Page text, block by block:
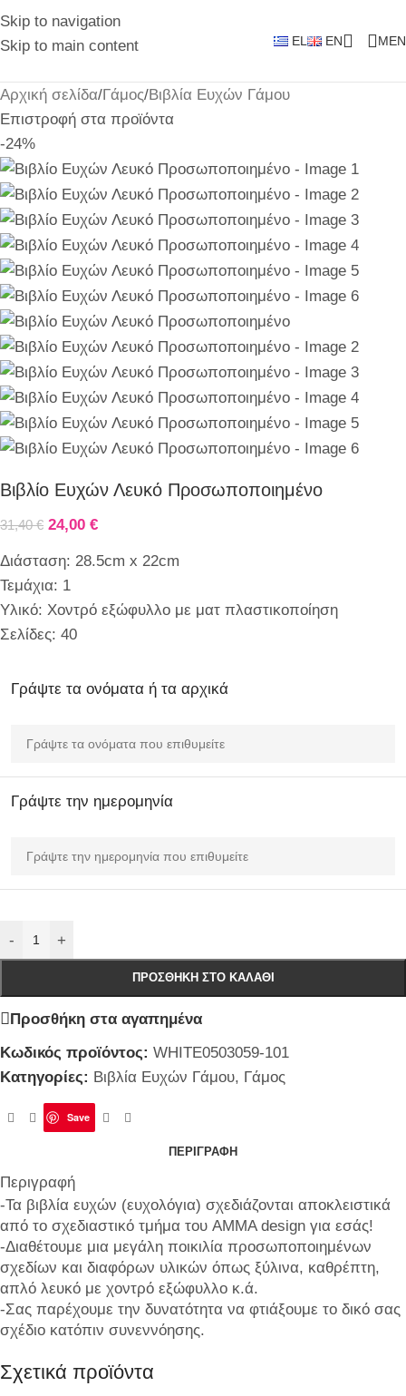
Skip to navigation
Skip to main content
EL EN
Αρχική σελίδα/Γάμος/Βιβλία Ευχών Γάμου
Επιστροφή στα προϊόντα
-24%
Βιβλίο Ευχών Λευκό Προσωποποιημένο
31,40€ 24,00 €
Διάσταση: 28.5cm x 22cm
Τεμάχια: 1
Υλικό: Χοντρό εξώφυλλο με ματ πλαστικοποίηση
Σελίδες: 40
Γράψτε τα ονόματα ή τα αρχικά
Γράψτε την ημερομηνία
- +
ΠΡΟΣΘΉΚΗ ΣΤΟ ΚΑΛΆΘΙ
Προσθήκη στα αγαπημένα
Κωδικός προϊόντος: WHITE0503059-101
Κατηγορίες: Βιβλία Ευχών Γάμου, Γάμος
Save
ΠΕΡΙΓΡΑΦΉ
Περιγραφή
-Τα βιβλία ευχών (ευχολόγια) σχεδιάζονται αποκλειστικά
από το σχεδιαστικό τμήμα του AMMA design για εσάς!
-Διαθέτουμε μια μεγάλη ποικιλία προσωποποιημένων
σχεδίων και διαφόρων υλικών όπως ξύλινα, καθρέπτη,
απλό λευκό με χοντρό εξώφυλλο κ.ά.
-Σας παρέχουμε την δυνατότητα να φτιάξουμε το δικό σας
σχέδιο κατόπιν συνεννόησης.
Σχετικά προϊόντα